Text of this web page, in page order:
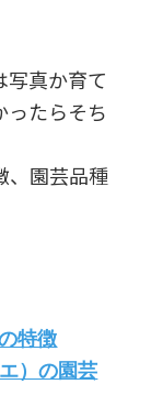
写真か育て
ったらそち
、園芸品種
特徴
）の園芸